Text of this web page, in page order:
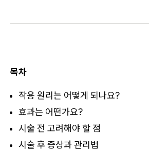
목차
작용 원리는 어떻게 되나요?
효과는 어떤가요?
시술 전 고려해야 할 점
시술 후 증상과 관리법